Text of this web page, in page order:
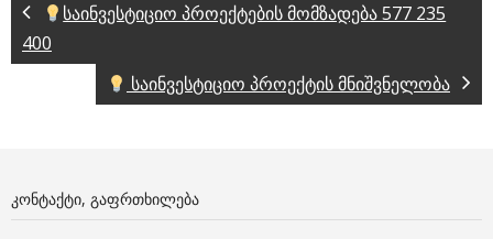
საინვესტიციო პროექტების მომზადება 577 235
400
საინვესტიციო პროექტის მნიშვნელობა
ᲙᲝᲜᲢᲐᲥᲢᲘ, ᲒᲐᲤᲠᲗᲮᲘᲚᲔᲑᲐ